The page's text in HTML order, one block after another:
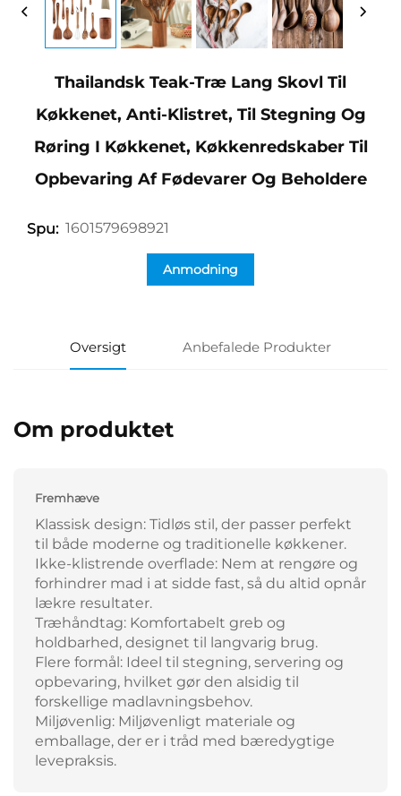
Thailandsk Teak-Træ Lang Skovl Til
Køkkenet, Anti-Klistret, Til Stegning Og
Røring I Køkkenet, Køkkenredskaber Til
Opbevaring Af Fødevarer Og Beholdere
Spu: 1601579698921
Anmodning
Oversigt Anbefalede Produkter
Om produktet
Fremhæve
Klassisk design: Tidløs stil, der passer perfekt
til både moderne og traditionelle køkkener.
Ikke-klistrende overflade: Nem at rengøre og
forhindrer mad i at sidde fast, så du altid opnår
lækre resultater.
Træhåndtag: Komfortabelt greb og
holdbarhed, designet til langvarig brug.
Flere formål: Ideel til stegning, servering og
opbevaring, hvilket gør den alsidig til
forskellige madlavningsbehov.
Miljøvenlig: Miljøvenligt materiale og
emballage, der er i tråd med bæredygtige
levepraksis.